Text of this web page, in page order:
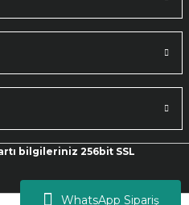
WhatsApp Sipariş
bilgileriniz 256bit SSL